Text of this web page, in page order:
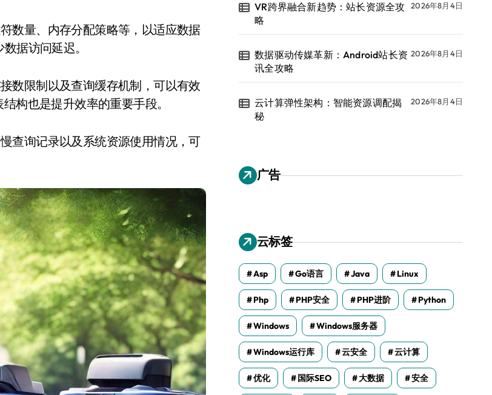
数量、内存分配策略等，以适应数据
据访问延迟。
数限制以及查询缓存机制，可以有效
构也是提升效率的重要手段。
查询记录以及系统资源使用情况，可
VR跨界融合新趋势：站长资源全攻
略
2026年8月4日
数据驱动传媒革新：Android站长资
讯全攻略
2026年8月4日
云计算弹性架构：智能资源调配揭
秘
2026年8月4日
广告
云标签
Asp Go语言 Java Linux
Php PHP安全 PHP进阶 Python
Windows Windows服务器
Windows运行库 云安全 云计算
优化 国际SEO 大数据 安全